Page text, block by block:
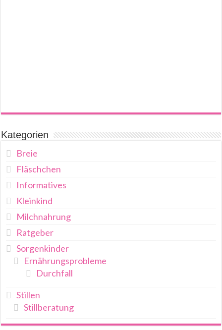
Kategorien
Breie
Fläschchen
Informatives
Kleinkind
Milchnahrung
Ratgeber
Sorgenkinder
Ernährungsprobleme
Durchfall
Stillen
Stillberatung